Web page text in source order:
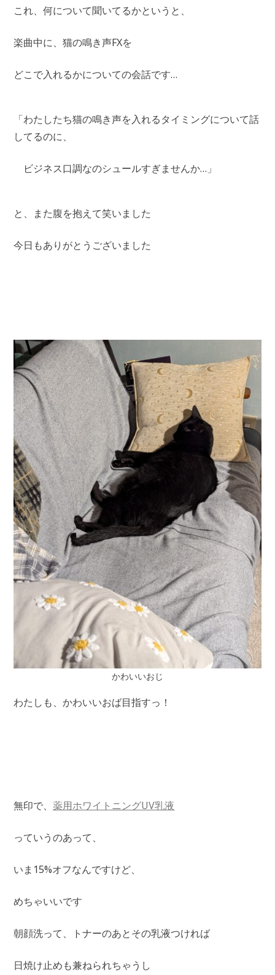
これ、何について聞いてるかというと、
楽曲中に、猫の鳴き声FXを
どこで入れるかについての会話です…
「わたしたち猫の鳴き声を入れるタイミングについて話
してるのに、
ビジネス口調なのシュールすぎませんか…」
と、また腹を抱えて笑いました
今日もありがとうございました
かわいいおじ
わたしも、かわいいおば目指すっ！
無印で、薬用ホワイトニングUV乳液
っていうのあって、
いま15%オフなんですけど、
めちゃいいです
朝顔洗って、トナーのあとその乳液つければ
日焼け止めも兼ねられちゃうし